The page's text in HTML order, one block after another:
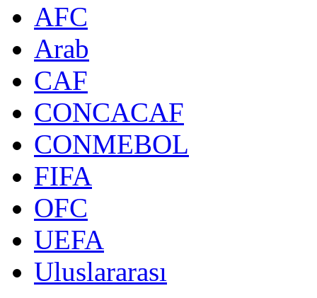
AFC
Arab
CAF
CONCACAF
CONMEBOL
FIFA
OFC
UEFA
Uluslararası